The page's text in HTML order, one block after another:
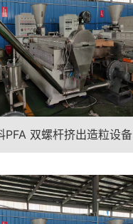
PFA 双螺杆挤出造粒设备